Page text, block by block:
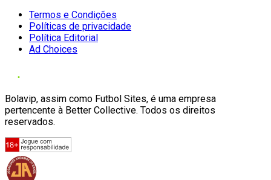
Termos e Condições
Políticas de privacidade
Política Editorial
Ad Choices
Bolavip, assim como Futbol Sites, é uma empresa
pertencente à Better Collective. Todos os direitos
reservados.